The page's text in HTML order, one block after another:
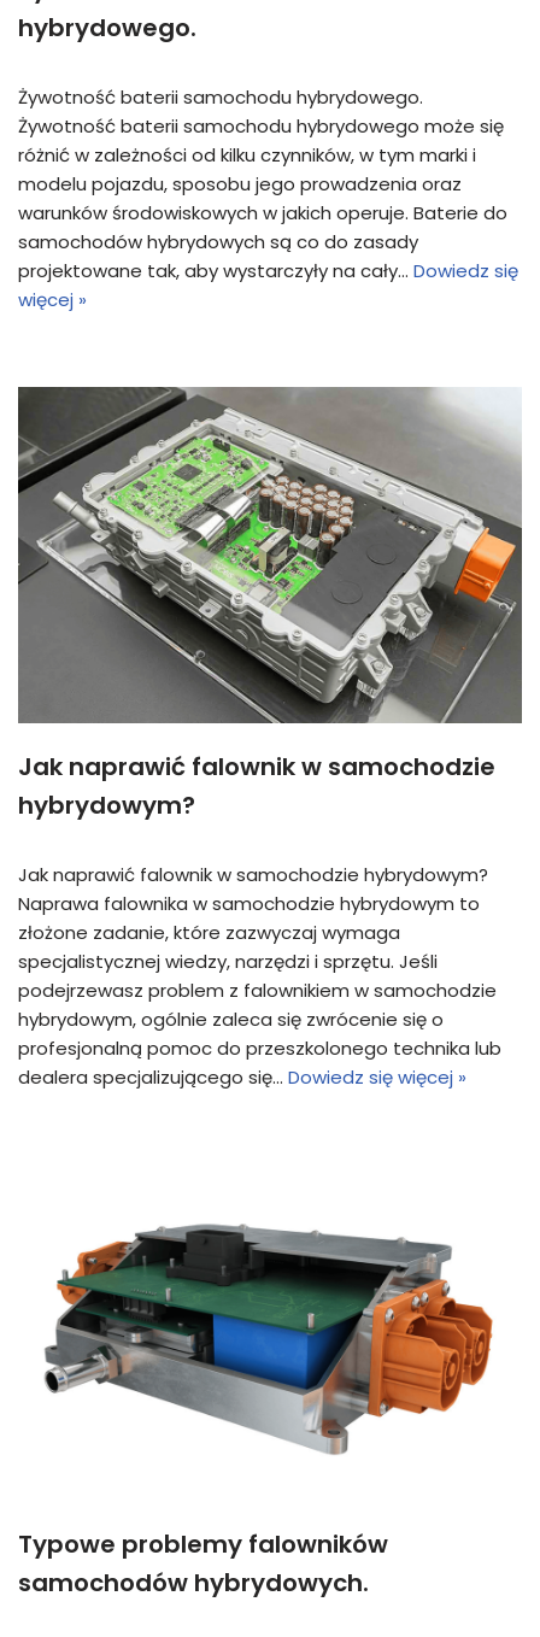
hybrydowego.
Żywotność baterii samochodu hybrydowego.
Żywotność baterii samochodu hybrydowego może się
różnić w zależności od kilku czynników, w tym marki i
modelu pojazdu, sposobu jego prowadzenia oraz
warunków środowiskowych w jakich operuje. Baterie do
samochodów hybrydowych są co do zasady
projektowane tak, aby wystarczyły na cały… Dowiedz się
więcej »
Jak naprawić falownik w samochodzie
hybrydowym?
Jak naprawić falownik w samochodzie hybrydowym?
Naprawa falownika w samochodzie hybrydowym to
złożone zadanie, które zazwyczaj wymaga
specjalistycznej wiedzy, narzędzi i sprzętu. Jeśli
podejrzewasz problem z falownikiem w samochodzie
hybrydowym, ogólnie zaleca się zwrócenie się o
profesjonalną pomoc do przeszkolonego technika lub
dealera specjalizującego się… Dowiedz się więcej »
Typowe problemy falowników
samochodów hybrydowych.